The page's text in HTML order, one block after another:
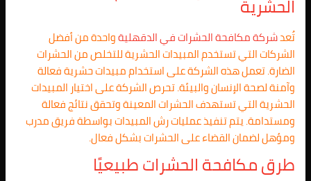
الحشرية
تُعدشركة مكافحة الحشرات فيالدقهليةواحدة من أفضل
الشركات التي تستخدم المبيدات الحشرية للتخلص من الحشرات
الضارة. تعمل هذه الشركة على استخدام مبيدات حشرية فعالة
وآمنة لصحة الإنسان والبيئة. تحرص الشركة على اختيار المبيدات
الحشرية التي تستهدف الحشرات المعينة وتحقق نتائج فعالة
ومستدامة. يتم تنفيذ عمليات رش المبيدات بواسطة فريق مدرب
ومؤهل لضمان القضاء على الحشرات بشكل فعال.
طرق مكافحة الحشرات طبيعيًا